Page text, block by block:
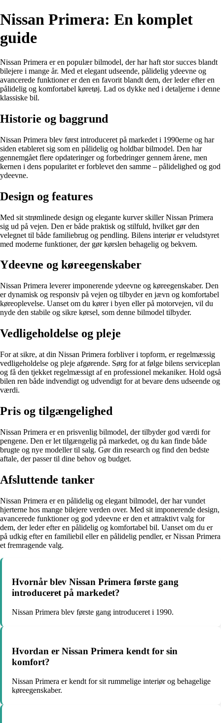
Nissan Primera: En komplet
guide
Nissan Primera er en populær bilmodel, der har haft stor succes blandt
bilejere i mange år. Med et elegant udseende, pålidelig ydeevne og
avancerede funktioner er den en favorit blandt dem, der leder efter en
pålidelig og komfortabel køretøj. Lad os dykke ned i detaljerne i denne
klassiske bil.
Historie og baggrund
Nissan Primera blev først introduceret på markedet i 1990erne og har
siden etableret sig som en pålidelig og holdbar bilmodel. Den har
gennemgået flere opdateringer og forbedringer gennem årene, men
kernen i dens popularitet er forblevet den samme – pålidelighed og god
ydeevne.
Design og features
Med sit strømlinede design og elegante kurver skiller Nissan Primera
sig ud på vejen. Den er både praktisk og stilfuld, hvilket gør den
velegnet til både familiebrug og pendling. Bilens interiør er veludstyret
med moderne funktioner, der gør kørslen behagelig og bekvem.
Ydeevne og køreegenskaber
Nissan Primera leverer imponerende ydeevne og køreegenskaber. Den
er dynamisk og responsiv på vejen og tilbyder en jævn og komfortabel
køreoplevelse. Uanset om du kører i byen eller på motorvejen, vil du
nyde den stabile og sikre kørsel, som denne bilmodel tilbyder.
Vedligeholdelse og pleje
For at sikre, at din Nissan Primera forbliver i topform, er regelmæssig
vedligeholdelse og pleje afgørende. Sørg for at følge bilens serviceplan
og få den tjekket regelmæssigt af en professionel mekaniker. Hold også
bilen ren både indvendigt og udvendigt for at bevare dens udseende og
værdi.
Pris og tilgængelighed
Nissan Primera er en prisvenlig bilmodel, der tilbyder god værdi for
pengene. Den er let tilgængelig på markedet, og du kan finde både
brugte og nye modeller til salg. Gør din research og find den bedste
aftale, der passer til dine behov og budget.
Afsluttende tanker
Nissan Primera er en pålidelig og elegant bilmodel, der har vundet
hjerterne hos mange bilejere verden over. Med sit imponerende design,
avancerede funktioner og god ydeevne er den et attraktivt valg for
dem, der leder efter en pålidelig og komfortabel bil. Uanset om du er
på udkig efter en familiebil eller en pålidelig pendler, er Nissan Primera
et fremragende valg.
Hvornår blev Nissan Primera første gang
introduceret på markedet?
Nissan Primera blev første gang introduceret i 1990.
Hvordan er Nissan Primera kendt for sin
komfort?
Nissan Primera er kendt for sit rummelige interiør og behagelige
køreegenskaber.